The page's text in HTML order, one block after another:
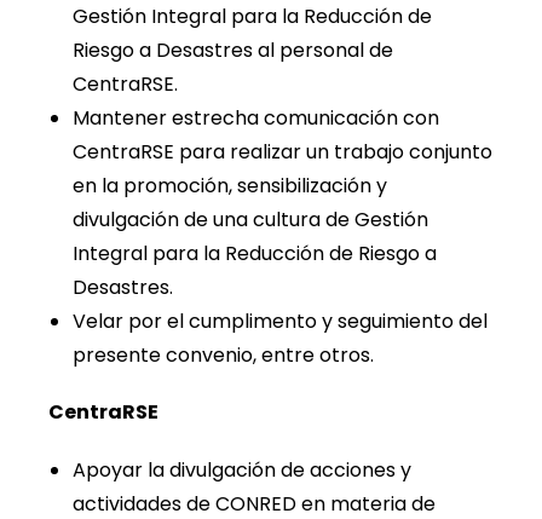
Gestión Integral para la Reducción de
Riesgo a Desastres al personal de
CentraRSE.
Mantener estrecha comunicación con
CentraRSE para realizar un trabajo conjunto
en la promoción, sensibilización y
divulgación de una cultura de Gestión
Integral para la Reducción de Riesgo a
Desastres.
Velar por el cumplimento y seguimiento del
presente convenio, entre otros.
CentraRSE
Apoyar la divulgación de acciones y
actividades de CONRED en materia de